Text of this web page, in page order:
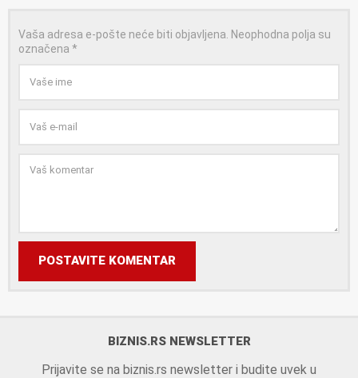
Vaša adresa e-pošte neće biti objavljena. Neophodna polja su
označena *
POSTAVITE KOMENTAR
BIZNIS.RS NEWSLETTER
Prijavite se na biznis.rs newsletter i budite uvek u